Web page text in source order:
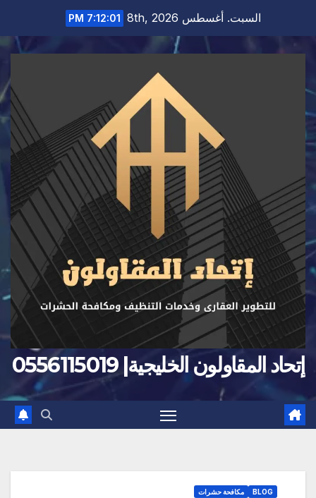
content
السبت. أغسطس 8th, 2026 7:12:02 PM
إتحاد المقاولون الخليجية| 0556115019
BLOG مكافحة حشرات